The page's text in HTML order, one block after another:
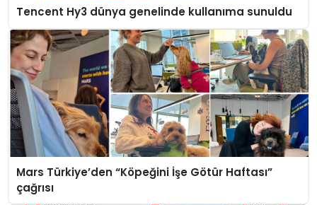
Tencent Hy3 dünya genelinde kullanıma sunuldu
Mars Türkiye’den “Köpeğini İşe Götür Haftası”
çağrısı